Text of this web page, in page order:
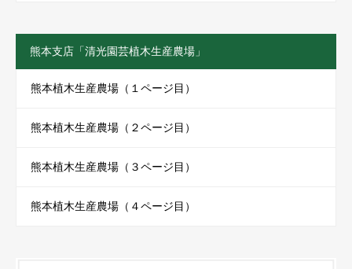
熊本支店「清光園芸植木生産農場」
熊本植木生産農場（１ページ目）
熊本植木生産農場（２ページ目）
熊本植木生産農場（３ページ目）
熊本植木生産農場（４ページ目）